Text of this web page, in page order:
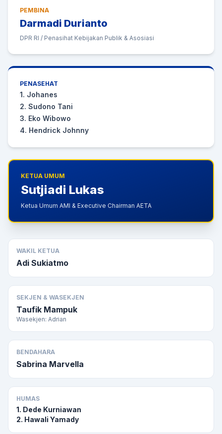
PEMBINA
Darmadi Durianto
DPR RI / Penasihat Kebijakan Publik & Asosiasi
PENASEHAT
1. Johanes
2. Sudono Tani
3. Eko Wibowo
4. Hendrick Johnny
KETUA UMUM
Sutjiadi Lukas
Ketua Umum AMI & Executive Chairman AETA
WAKIL KETUA
Adi Sukiatmo
SEKJEN & WASEKJEN
Taufik Mampuk
Wasekjen: Adrian
BENDAHARA
Sabrina Marvella
HUMAS
1. Dede Kurniawan
2. Hawali Yamady